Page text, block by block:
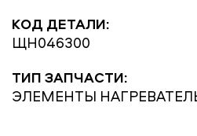
КОД ДЕТАЛИ:
ЩН046300
ТИП ЗАПЧАСТИ:
ЭЛЕМЕНТЫ